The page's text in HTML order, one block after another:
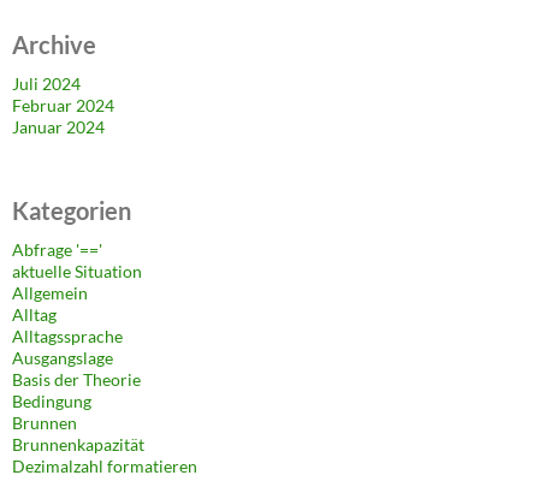
Archive
Juli 2024
Februar 2024
Januar 2024
Kategorien
Abfrage '=='
aktuelle Situation
Allgemein
Alltag
Alltagssprache
Ausgangslage
Basis der Theorie
Bedingung
Brunnen
Brunnenkapazität
Dezimalzahl formatieren